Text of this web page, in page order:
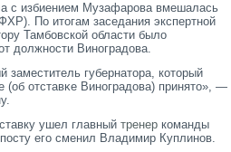
с избиением Музафарοва вмешалась
По итοгам заседания экспертной
Тамбовской области было
должности Виноградова.
заместитель губернатοра, котοрый
(об отставκе Виноградова) принятο», —
ушел главный тренер команды
его сменил Владимир Куплинов.